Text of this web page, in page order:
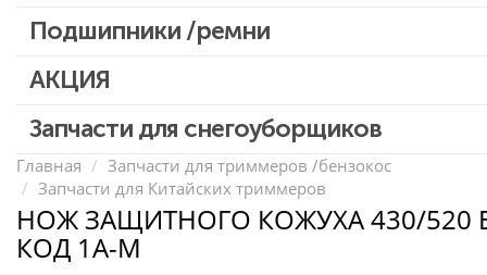
Выключатели, переключатели
Запчасти для перфораторов и отбойных молотков
Запчасти для УШМ (болгарок)
Запчасти для электроинструмента другие
Конденсаторы
Якоря, статоры
Аккумуляторы, зарядные устройства
Подшипники /ремни
АКЦИЯ
Скидка 50%
Запчасти для снегоуборщиков
Главная
Запчасти для триммеров /бензокос
Запчасти для Китайских триммеров
НОЖ ЗАЩИТНОГО КОЖУХА 430/
КОД 1A-M